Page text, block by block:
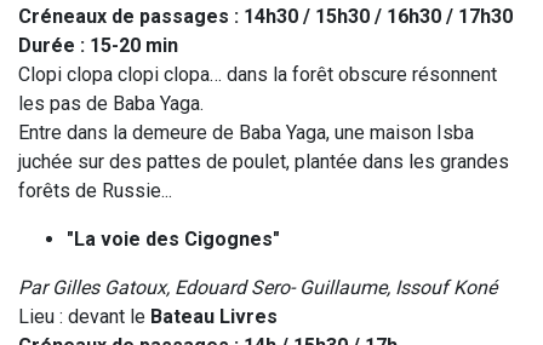
Créneaux de passages : 14h30 / 15h30 / 16h30 / 17h30
Durée : 15-20 min
Clopi clopa clopi clopa… dans la forêt obscure résonnent
les pas de Baba Yaga.
Entre dans la demeure de Baba Yaga, une maison Isba
juchée sur des pattes de poulet, plantée dans les grandes
forêts de Russie...
"La voie des Cigognes"
Par Gilles Gatoux, Edouard Sero- Guillaume, Issouf Koné
Lieu : devant le Bateau Livres